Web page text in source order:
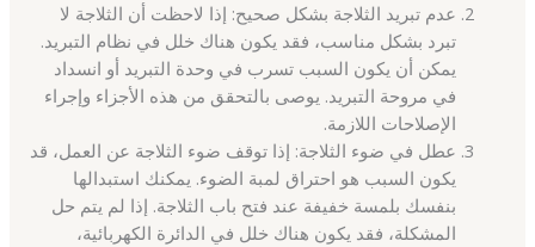
عدم تبريد الثلاجة بشكل صحيح: إذا لاحظت أن الثلاجة لا
تبرد بشكل مناسب، فقد يكون هناك خلل في نظام التبريد.
يمكن أن يكون السبب تسرب في وحدة التبريد أو انسداد
في مروحة التبريد. يوصى بالتحقق من هذه الأجزاء وإجراء
الإصلاحات اللازمة.
عطل في ضوء الثلاجة: إذا توقف ضوء الثلاجة عن العمل، قد
يكون السبب هو احتراق لمبة الضوء. يمكنك استبدالها
بنفسك بلمسة خفيفة عند فتح باب الثلاجة. إذا لم يتم حل
المشكلة، فقد يكون هناك خلل في الدائرة الكهربائية،